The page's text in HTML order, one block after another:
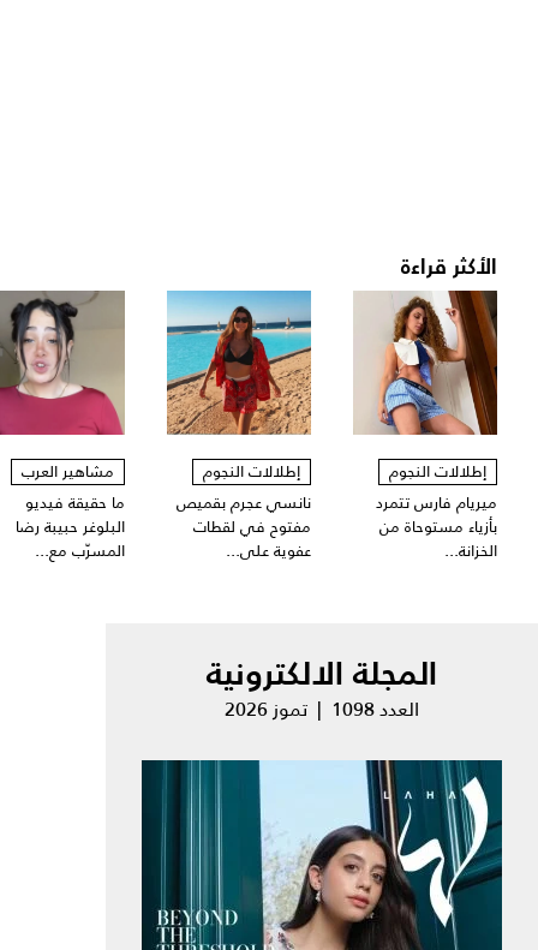
الأكثر قراءة
إطلالات النجوم
ميريام فارس تتمرد
بأزياء مستوحاة من
الخزانة...
إطلالات النجوم
نانسي عجرم بقميص
مفتوح في لقطات
عفوية على...
مشاهير العرب
ما حقيقة فيديو
البلوغر حبيبة رضا
المسرّب مع...
المجلة الالكترونية
العدد 1098 | تموز 2026